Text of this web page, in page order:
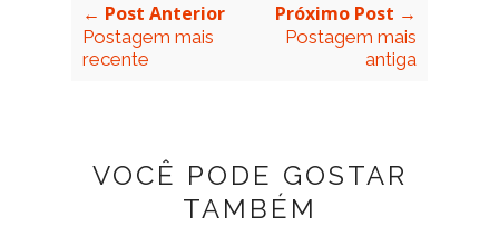
← Post Anterior
Postagem mais
recente
Próximo Post →
Postagem mais
antiga
VOCÊ PODE GOSTAR
TAMBÉM